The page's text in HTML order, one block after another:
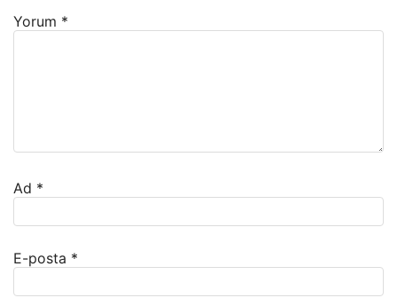
Yorum *
Ad *
E-posta *